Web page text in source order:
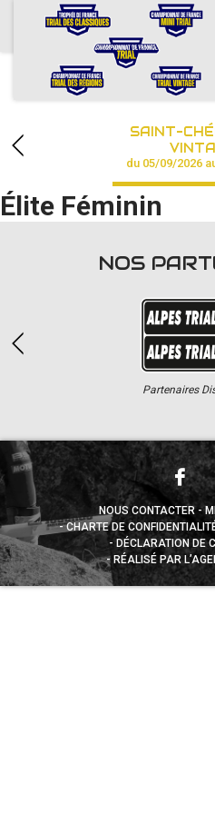
ACCUEIL
CALENDRIER
CHAMPIONNAT
RÉSULTATS
PHOTOS / VIDÉOS
PARTENAIRES
SAINT-
du 05/09/2026
Élite Féminin
NOS
Partenaires
NOUS CONTACTER
CHARTE DE
DÉCLARATION DE
RÉALISÉ PAR